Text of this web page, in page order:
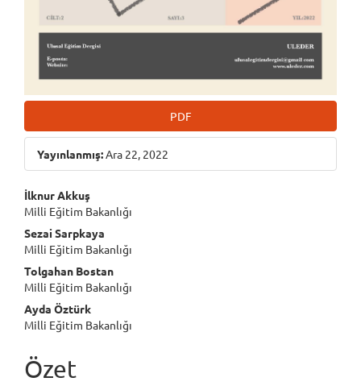
PDF
Yayınlanmış:Ara 22, 2022
Main
Article
Content
İlknur Akkuş
Milli Eğitim Bakanlığı
Sezai Sarpkaya
Milli Eğitim Bakanlığı
Tolgahan Bostan
Milli Eğitim Bakanlığı
Ayda Öztürk
Milli Eğitim Bakanlığı
Özet